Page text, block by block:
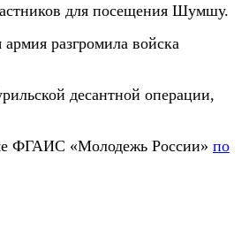
для посещения Шумшу.
разгромила войска
десантной операции,
ФГАИС «Молодежь России» по